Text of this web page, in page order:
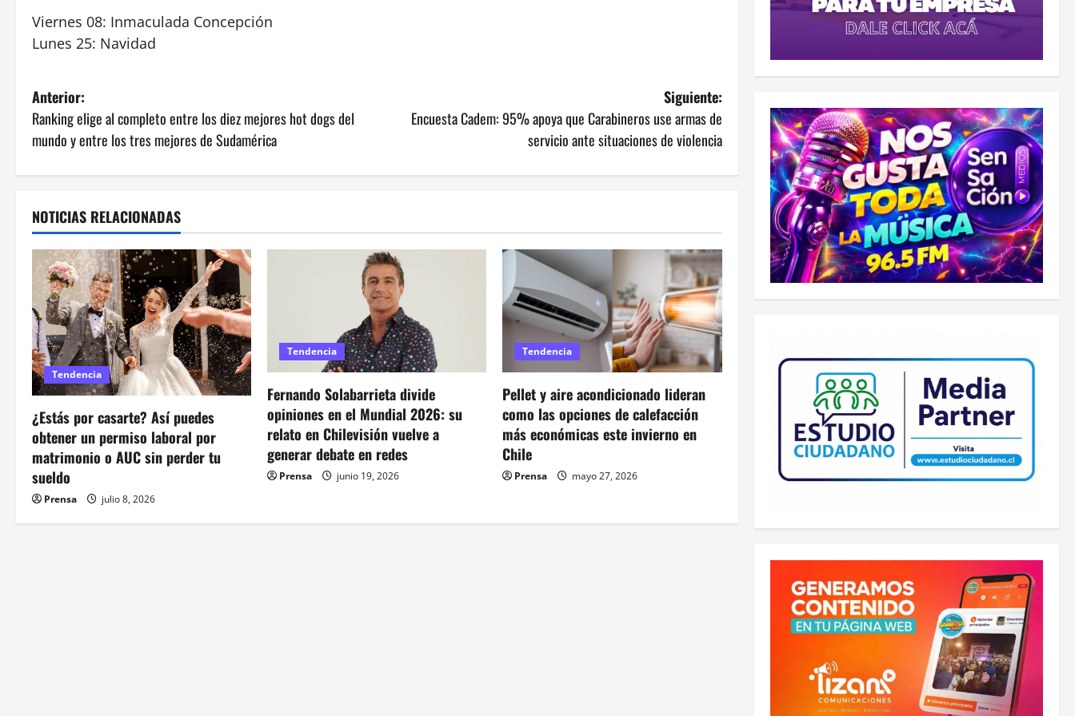
Viernes 08: Inmaculada Concepción
Lunes 25: Navidad
N
a
v
e
g
a
c
i
ó
n
d
e
e
Anterior:
Ranking elige al completo entre los diez mejores hot dogs del
mundo y entre los tres mejores de Sudamérica
Siguiente:
Encuesta Cadem: 95% apoya que Carabineros use armas de
servicio ante situaciones de violencia
NOTICIAS RELACIONADAS
Tendencia
¿Estás por casarte? Así puedes
obtener un permiso laboral por
matrimonio o AUC sin perder tu
sueldo
Prensa julio 8, 2026
Tendencia
Fernando Solabarrieta divide
opiniones en el Mundial 2026: su
relato en Chilevisión vuelve a
generar debate en redes
Prensa junio 19, 2026
Tendencia
Pellet y aire acondicionado lideran
como las opciones de calefacción
más económicas este invierno en
Chile
Prensa mayo 27, 2026